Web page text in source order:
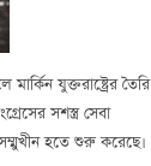
যুক্তরাষ্ট্রের তৈরি
সশস্ত্র সেবা
হতে শুরু করেছে।